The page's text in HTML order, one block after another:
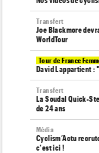
Transfert
Joe Blackmore
WorldTour
Tour de France
David Lappartient :
Transfert
La Soudal Quick-
de 24 ans
Média
Cyclism’Actu
c'est ici !